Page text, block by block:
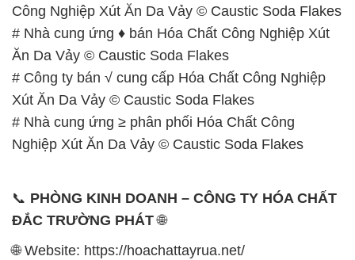
Công Nghiệp Xút Ăn Da Vảy © Caustic Soda Flakes
# Nhà cung ứng ♦ bán Hóa Chất Công Nghiệp Xút
Ăn Da Vảy © Caustic Soda Flakes
# Công ty bán √ cung cấp Hóa Chất Công Nghiệp
Xút Ăn Da Vảy © Caustic Soda Flakes
# Nhà cung ứng ≥ phân phối Hóa Chất Công
Nghiệp Xút Ăn Da Vảy © Caustic Soda Flakes
📞 PHÒNG KINH DOANH – CÔNG TY HÓA CHẤT
ĐẮC TRƯỜNG PHÁT🌐
🌐 Website: https://hoachattayrua.net/